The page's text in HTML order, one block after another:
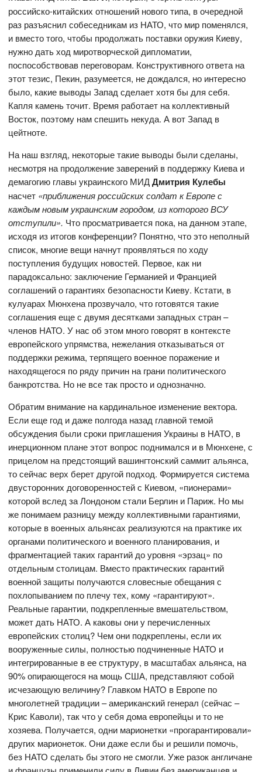
российско-китайских отношений нового типа, в очередной
раз разъяснил собеседникам из НАТО, что мир поменялся,
и вместо того, чтобы продолжать поставки оружия Киеву,
нужно дать ход миротворческой дипломатии,
поспособствовав переговорам. Конструктивного ответа на
этот тезис, Пекин, разумеется, не дождался, но интересно
было, какие выводы Запад сделает хотя бы для себя.
Капля камень точит. Время работает на коллективный
Восток, поэтому нам спешить некуда. А вот Запад в
цейтноте.
На наш взгляд, некоторые такие выводы были сделаны,
несмотря на продолжение заверений в поддержку Киева и
демагогию главы украинского МИДДмитрия Кулебы
насчет «приближения российских солдат к Европе с
каждым новым украинским городом, из которого ВСУ
отступили». Что просматривается пока, на данном этапе,
исходя из итогов конференции? Понятно, что это неполный
список, многие вещи начнут проявляться по ходу
поступления будущих новостей. Первое, как ни
парадоксально: заключение Германией и Францией
соглашений о гарантиях безопасности Киеву. Кстати, в
кулуарах Мюнхена прозвучало, что готовятся такие
соглашения еще с двумя десятками западных стран –
членов НАТО. У нас об этом много говорят в контексте
европейского упрямства, нежелания отказываться от
поддержки режима, терпящего военное поражение и
находящегося по ряду причин на грани политического
банкротства. Но не все так просто и однозначно.
Обратим внимание на кардинальное изменение вектора.
Если еще год и даже полгода назад главной темой
обсуждения были сроки приглашения Украины в НАТО, в
инерционном плане этот вопрос поднимался и в Мюнхене, с
прицелом на предстоящий вашингтонский саммит альянса,
то сейчас верх берет другой подход. Формируется система
двусторонних договоренностей с Киевом, «пионерами»
которой вслед за Лондоном стали Берлин и Париж. Но мы
же понимаем разницу между коллективными гарантиями,
которые в военных альянсах реализуются на практике их
органами политического и военного планирования, и
фрагментацией таких гарантий до уровня «эрзац» по
отдельным столицам. Вместо практических гарантий
военной защиты получаются словесные обещания с
похлопыванием по плечу тех, кому «гарантируют».
Реальные гарантии, подкрепленные вмешательством,
может дать НАТО. А каковы они у перечисленных
европейских столиц? Чем они подкреплены, если их
вооруженные силы, полностью подчиненные НАТО и
интегрированные в ее структуру, в масштабах альянса, на
90% опирающегося на мощь США, представляют собой
исчезающую величину? Главком НАТО в Европе по
многолетней традиции – американский генерал (сейчас –
Крис Каволи), так что у себя дома европейцы и то не
хозяева. Получается, одни марионетки «прогарантировали»
других марионеток. Они даже если бы и решили помочь,
без НАТО сделать бы этого не смогли. Уже разок англичане